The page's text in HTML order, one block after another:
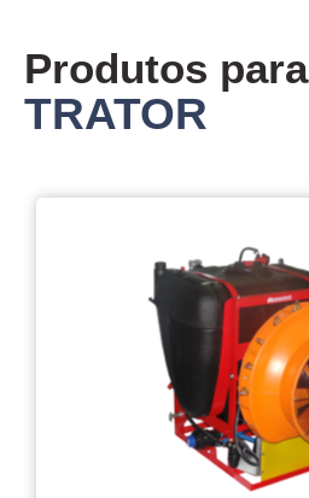
Produtos para
TRATOR